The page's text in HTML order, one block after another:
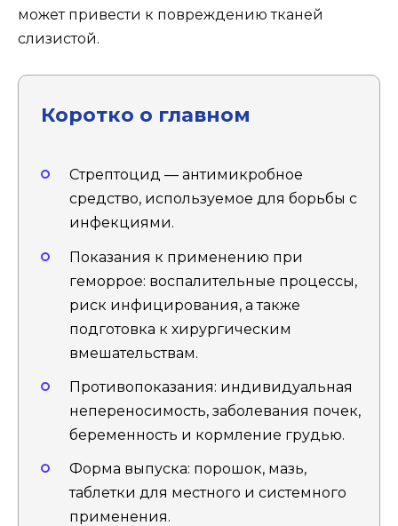
может привести к повреждению тканей
слизистой.
Коротко о главном
Стрептоцид — антимикробное
средство, используемое для борьбы с
инфекциями.
Показания к применению при
геморрое: воспалительные процессы,
риск инфицирования, а также
подготовка к хирургическим
вмешательствам.
Противопоказания: индивидуальная
непереносимость, заболевания почек,
беременность и кормление грудью.
Форма выпуска: порошок, мазь,
таблетки для местного и системного
применения.